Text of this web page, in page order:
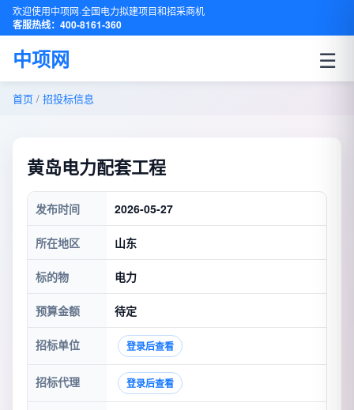
欢迎使用中项网·全国电力拟建项目和招采商机
客服热线：400-8161-360
中项网 ☰
首页 / 招投标信息
黄岛电力配套工程
发布时间 2026-05-27
所在地区 山东
标的物 电力
预算金额 待定
招标单位 登录后查看
招标代理 登录后查看